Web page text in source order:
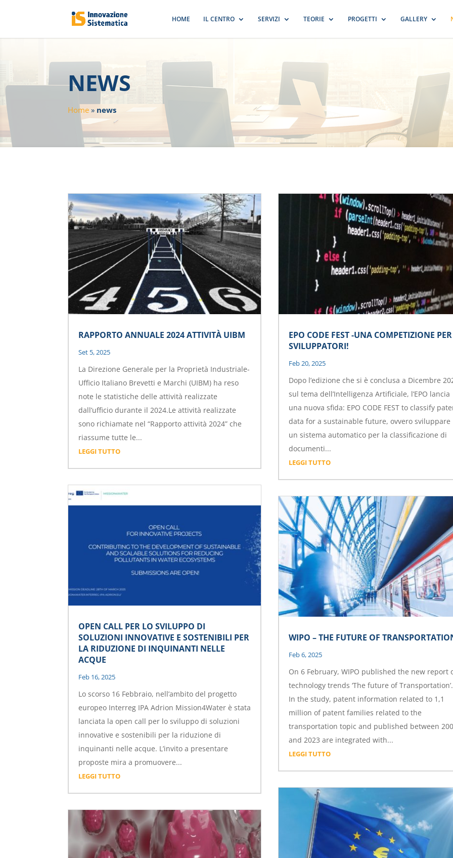
HOME IL CENTRO SERVIZI TEORIE PROGETTI GALLERY
NEWS
Home » news
RAPPORTO ANNUALE 2024 ATTIVITÀ UIBM
Set 5, 2025
La Direzione Generale per la Proprietà Industriale-
Ufficio Italiano Brevetti e Marchi (UIBM) ha reso
note le statistiche delle attività realizzate
dall’ufficio durante il 2024.Le attività realizzate
sono richiamate nel “Rapporto attività 2024” che
riassume tutte le...
LEGGI TUTTO
OPEN CALL PER LO SVILUPPO DI
SOLUZIONI INNOVATIVE E SOSTENIBILI PER
LA RIDUZIONE DI INQUINANTI NELLE
ACQUE
Feb 16, 2025
Lo scorso 16 Febbraio, nell’ambito del progetto
europeo Interreg IPA Adrion Mission4Water è stata
lanciata la open call per lo sviluppo di soluzioni
innovative e sostenibili per la riduzione di
inquinanti nelle acque. L’invito a presentare
proposte mira a promuovere...
LEGGI TUTTO
EPO CODE FEST -UNA COMPETIZIONE PER
SVILUPPATORI!
Feb 20, 2025
Dopo l’edizione che si è conclusa a Dicembre
sul tema dell’Intelligenza Artificiale, l’EPO lancia
una nuova sfida: EPO CODE FEST to classify
data for a sustainable future, ovvero sviluppare
un sistema automatico per la classificazione di
documenti...
LEGGI TUTTO
WIPO – THE FUTURE OF
Feb 6, 2025
On 6 February, WIPO published the new report
technology trends ‘The future of Transportation’.
In the study, patent information related to 1,1
million of patent families related to the
transportation topic and published between
and 2023 are integrated with...
LEGGI TUTTO